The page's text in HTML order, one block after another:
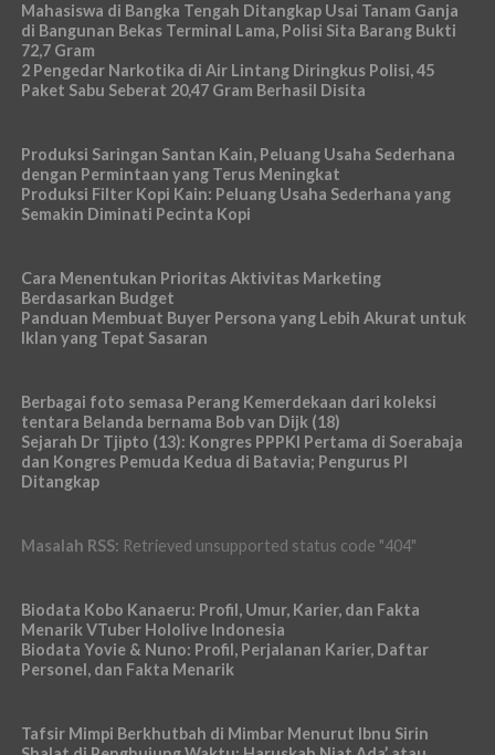
Mahasiswa di Bangka Tengah Ditangkap Usai Tanam Ganja
di Bangunan Bekas Terminal Lama, Polisi Sita Barang Bukti
72,7 Gram
2 Pengedar Narkotika di Air Lintang Diringkus Polisi, 45
Paket Sabu Seberat 20,47 Gram Berhasil Disita
Produksi Saringan Santan Kain, Peluang Usaha Sederhana
dengan Permintaan yang Terus Meningkat
Produksi Filter Kopi Kain: Peluang Usaha Sederhana yang
Semakin Diminati Pecinta Kopi
Cara Menentukan Prioritas Aktivitas Marketing
Berdasarkan Budget
Panduan Membuat Buyer Persona yang Lebih Akurat untuk
Iklan yang Tepat Sasaran
Berbagai foto semasa Perang Kemerdekaan dari koleksi
tentara Belanda bernama Bob van Dijk (18)
Sejarah Dr Tjipto (13): Kongres PPPKI Pertama di Soerabaja
dan Kongres Pemuda Kedua di Batavia; Pengurus PI
Ditangkap
Masalah RSS: Retrieved unsupported status code "404"
Biodata Kobo Kanaeru: Profil, Umur, Karier, dan Fakta
Menarik VTuber Hololive Indonesia
Biodata Yovie & Nuno: Profil, Perjalanan Karier, Daftar
Personel, dan Fakta Menarik
Tafsir Mimpi Berkhutbah di Mimbar Menurut Ibnu Sirin